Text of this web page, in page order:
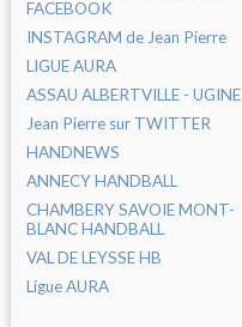
FACEBOOK
INSTAGRAM de Jean Pierre
LIGUE AURA
ASSAU ALBERTVILLE - UGINE
Jean Pierre sur TWITTER
HANDNEWS
ANNECY HANDBALL
CHAMBERY SAVOIE MONT-
BLANC HANDBALL
VAL DE LEYSSE HB
Ligue AURA